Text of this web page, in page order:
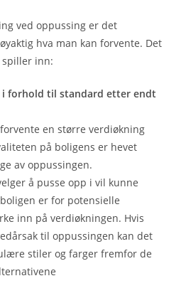
ved oppussing er det
hva man kan forvente. Det
inn:
forhold til standard etter endt
en større verdiøkning
på boligens er hevet
av oppussingen.
å pusse opp i vil kunne
er for potensielle
inn på verdiøkningen. Hvis
til oppussingen kan det
stiler og farger fremfor de